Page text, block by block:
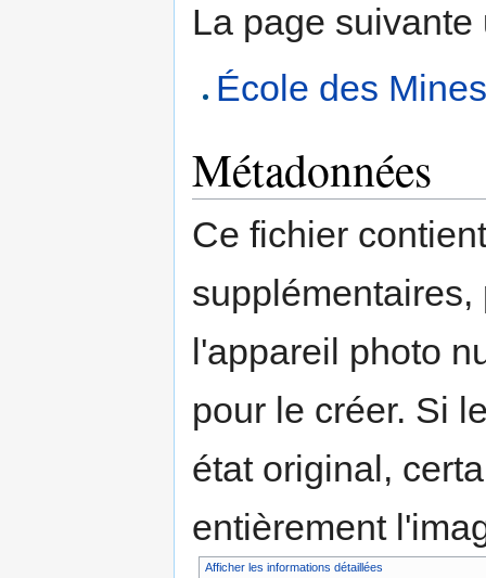
La page
École des
Métadonnées
Ce fichier
l'appareil photo
pour le créer. Si
état original,
entièrement
Afficher les informations détaillées